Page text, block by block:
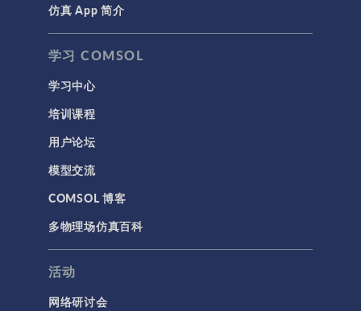
仿真 App 简介
学习 COMSOL
学习中心
培训课程
用户论坛
模型交流
COMSOL 博客
多物理场仿真百科
活动
网络研讨会